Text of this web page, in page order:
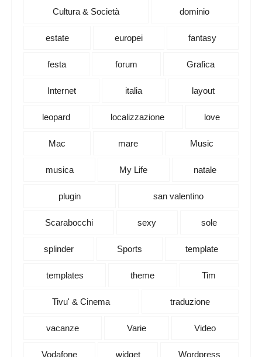
Cultura & Società dominio
estate europei fantasy
festa forum Grafica
Internet italia layout
leopard localizzazione love
Mac mare Music
musica My Life natale
plugin san valentino
Scarabocchi sexy sole
splinder Sports template
templates theme Tim
Tivu' & Cinema traduzione
vacanze Varie Video
Vodafone widget Wordpress